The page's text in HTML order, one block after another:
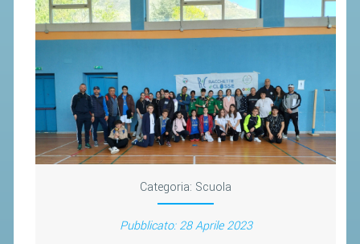
Categoria: Scuola
Pubblicato: 28 Aprile 2023